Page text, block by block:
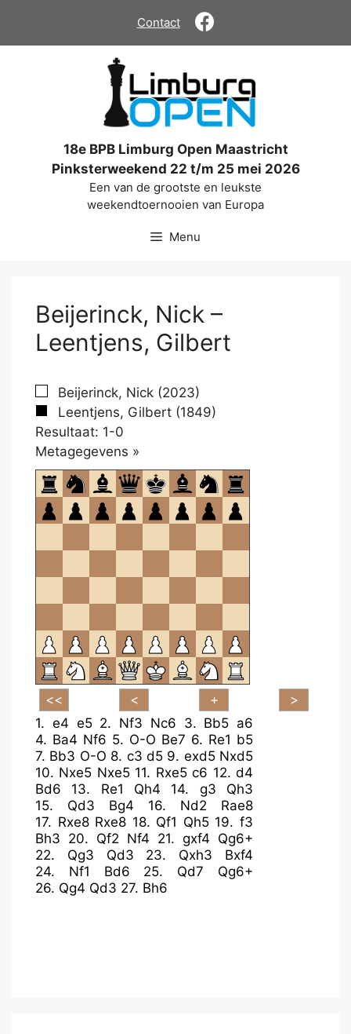
de
Contact
18e BPB Limburg Open Maastricht
Pinksterweekend 22 t/m 25 mei 2026
Een van de grootste en leukste
weekendtoernooien van Europa
Menu
Beijerinck, Nick –
Leentjens, Gilbert
Beijerinck, Nick (2023)
Leentjens, Gilbert (1849)
Resultaat: 1-0
Metagegevens »
om
te
openen.
1. e4 e5 2. Nf3 Nc6 3. Bb5 a6
4. Ba4 Nf6 5. O-O Be7 6. Re1 b5
7. Bb3 O-O 8. c3 d5 9. exd5 Nxd5
10. Nxe5 Nxe5 11. Rxe5 c6 12.d4
Bd6
13. Re1 Qh4 14. g3
Qh3
15. Qd3 Bg4 16. Nd2
Rae8
17. Rxe8 Rxe8 18. Qf1 Qh5 19.f3
Bh3 20. Qf2 Nf4 21. gxf4 Qg6+
22. Qg3 Qd3 23. Qxh3
Bxf4
24. Nf1 Bd6 25. Qd7
Qg6+
26. Qg4 Qd3 27. Bh6